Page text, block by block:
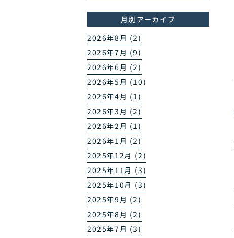
月別アーカイブ
2026年8月 (2)
2026年7月 (9)
2026年6月 (2)
2026年5月 (10)
2026年4月 (1)
2026年3月 (2)
2026年2月 (1)
2026年1月 (2)
2025年12月 (2)
2025年11月 (3)
2025年10月 (3)
2025年9月 (2)
2025年8月 (2)
2025年7月 (3)